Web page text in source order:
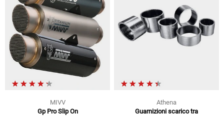
MIVV
Gp Pro Slip On
Athena
Guarnizioni scarico tra